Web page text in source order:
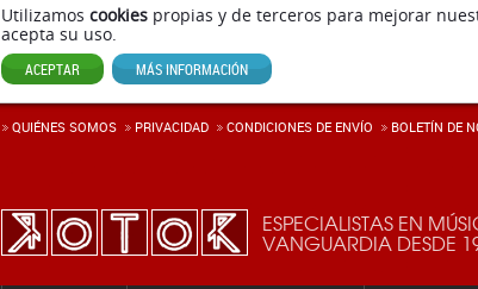
Utilizamos cookies propias y de terceros para mejorar
acepta su uso.
ACEPTAR MÁS INFORMACIÓN
ESPECIALISTAS EN
VANGUARDIA DESDE
QUIÉNES SOMOS PRIVACIDAD CONDICIONES DE ENVÍ­O BOLETÍN DE